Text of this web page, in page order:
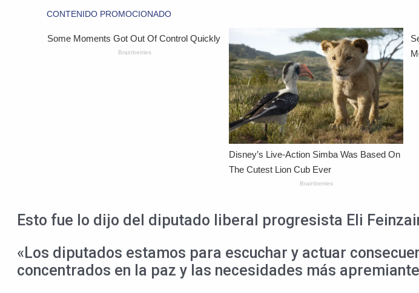
Esto fue lo dijo del diputado liberal progresista Eli
«Los diputados estamos para escuchar y actuar
concentrados en la paz y las necesidades más